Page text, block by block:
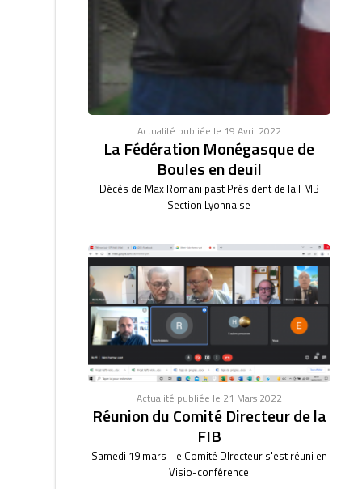
Actualité publiée le 19 Avril 2022
La Fédération Monégasque de
Boules en deuil
Décès de Max Romani past Président de la FMB
Section Lyonnaise
Actualité publiée le 21 Mars 2022
Réunion du Comité Directeur de la
FIB
Samedi 19 mars : le Comité DIrecteur s'est réuni en
Visio-conférence